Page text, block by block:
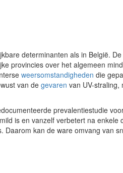
determinanten als in België.
provincies over het algemeen
weersomstandigheden die
van de gevaren van UV-straling,
prevalentiestudie
is en vanzelf verbetert na enkele
kan de ware omvang van